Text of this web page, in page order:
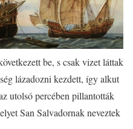
be, s csak vizet láttak
lázadozni kezdett, így alkut
utolsó percében pillantották
San Salvadornak neveztek